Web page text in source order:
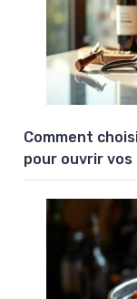
Comment
pour ouvrir